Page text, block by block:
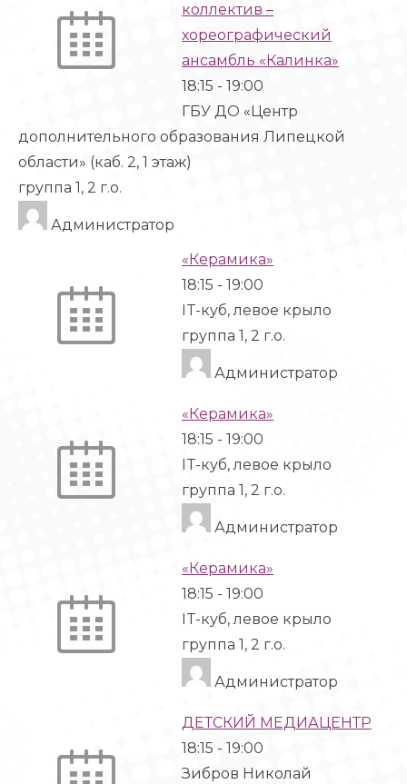
коллектив –
хореографический
ансамбль «Калинка»
18:15 - 19:00
ГБУ ДО «Центр
дополнительного образования Липецкой
области» (каб. 2, 1 этаж)
группа 1, 2 г.о.
Администратор
«Керамика»
18:15 - 19:00
IT-куб, левое крыло
группа 1, 2 г.о.
Администратор
«Керамика»
18:15 - 19:00
IT-куб, левое крыло
группа 1, 2 г.о.
Администратор
«Керамика»
18:15 - 19:00
IT-куб, левое крыло
группа 1, 2 г.о.
Администратор
ДЕТСКИЙ МЕДИАЦЕНТР
18:15 - 19:00
Зибров Николай